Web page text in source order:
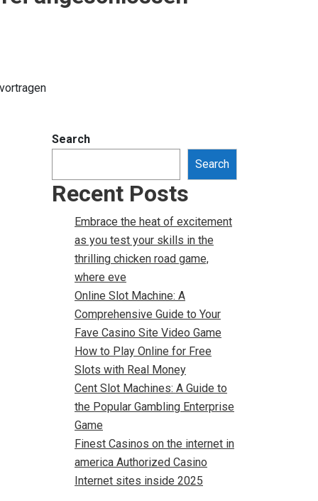
Search
Search
Recent Posts
Embrace the heat of excitement
as you test your skills in the
thrilling chicken road game,
where eve
Online Slot Machine: A
Comprehensive Guide to Your
Fave Casino Site Video Game
How to Play Online for Free
Slots with Real Money
Cent Slot Machines: A Guide to
the Popular Gambling Enterprise
Game
Finest Casinos on the internet in
america Authorized Casino
Internet sites inside 2025